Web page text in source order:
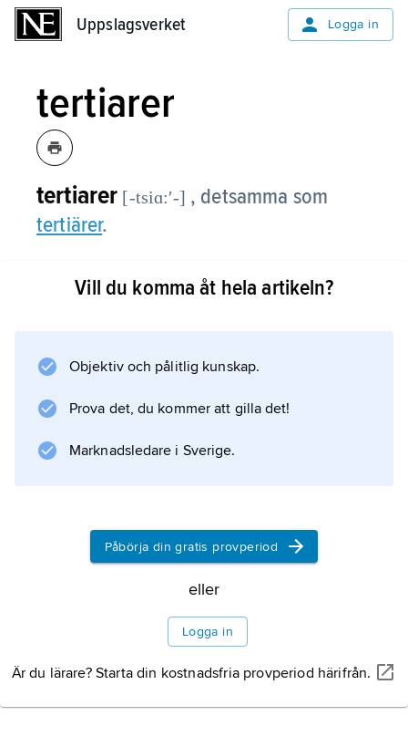
Uppslagsverket Logga in
tertiarer
tertiarer [-tsiɑ:ʹ-] , detsamma som
tertiärer.
Vill du komma åt hela artikeln?
Objektiv och pålitlig kunskap.
Prova det, du kommer att gilla det!
Marknadsledare i Sverige.
Påbörja din gratis provperiod
eller
Logga in
Är du lärare? Starta din kostnadsfria provperiod härifrån.